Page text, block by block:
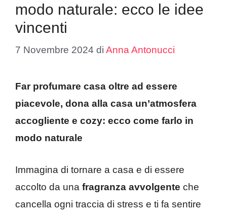
modo naturale: ecco le idee
vincenti
7 Novembre 2024 di Anna Antonucci
Far profumare casa oltre ad essere
piacevole, dona alla casa un’atmosfera
accogliente e cozy: ecco come farlo in
modo naturale
Immagina di tornare a casa e di essere
accolto da una fragranza avvolgente che
cancella ogni traccia di stress e ti fa sentire